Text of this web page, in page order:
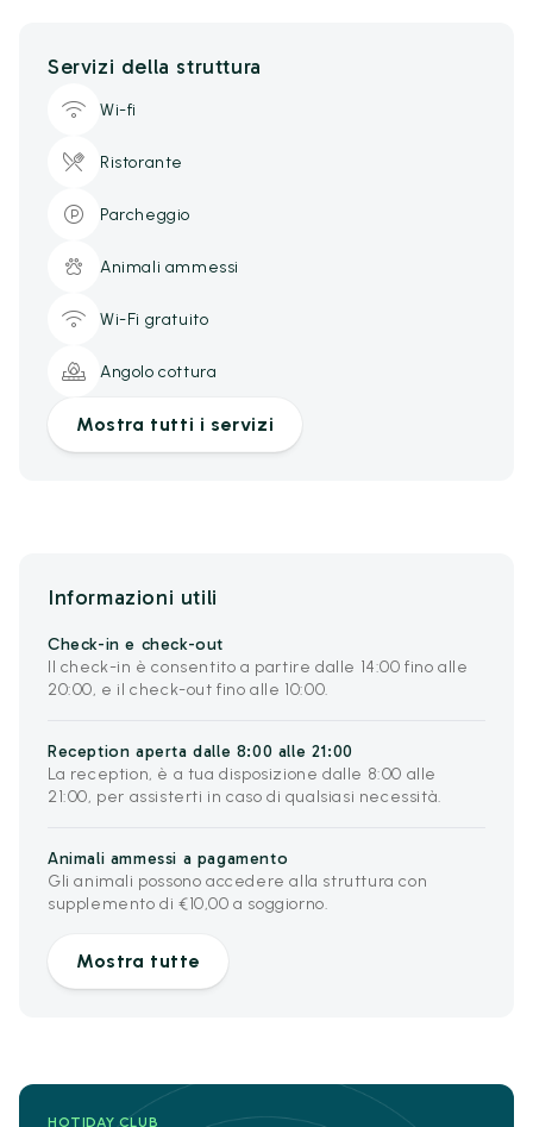
Servizi della struttura
Wi-fi
Ristorante
Parcheggio
Animali ammessi
Wi-Fi gratuito
Angolo cottura
Mostra tutti i servizi
Informazioni utili
Check-in e check-out
Il check-in è consentito a partire dalle 14:00 fino alle
20:00, e il check-out fino alle 10:00.
Reception aperta dalle 8:00 alle 21:00
La reception, è a tua disposizione dalle 8:00 alle
21:00, per assisterti in caso di qualsiasi necessità.
Animali ammessi a pagamento
Gli animali possono accedere alla struttura con
supplemento di €10,00 a soggiorno.
Mostra tutte
HOTIDAY CLUB